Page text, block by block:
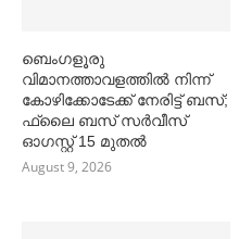
ബെംഗളൂരു
വിമാനത്താവളത്തില്‍ നിന്ന്
കോഴിക്കോടേക്ക് നേരിട്ട് ബസ്;
ഫ്ലൈ ബസ് സര്‍വീസ്
ഓഗസ്റ്റ് 15 മുതല്‍
August 9, 2026